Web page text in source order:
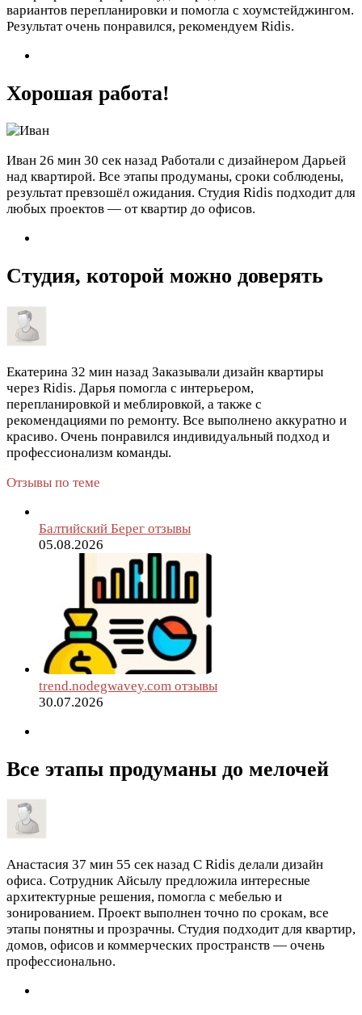
вариантов перепланировки и помогла с хоумстейджингом.
Результат очень понравился, рекомендуем Ridis.
Хорошая работа!
Иван 26 мин 30 сек назад Работали с дизайнером Дарьей
над квартирой. Все этапы продуманы, сроки соблюдены,
результат превзошёл ожидания. Студия Ridis подходит для
любых проектов — от квартир до офисов.
Студия, которой можно доверять
Екатерина 32 мин назад Заказывали дизайн квартиры
через Ridis. Дарья помогла с интерьером,
перепланировкой и меблировкой, а также с
рекомендациями по ремонту. Все выполнено аккуратно и
красиво. Очень понравился индивидуальный подход и
профессионализм команды.
Отзывы по теме
Балтийский Берег отзывы
05.08.2026
trend.nodegwavey.com отзывы
30.07.2026
Все этапы продуманы до мелочей
Анастасия 37 мин 55 сек назад С Ridis делали дизайн
офиса. Сотрудник Айсылу предложила интересные
архитектурные решения, помогла с мебелью и
зонированием. Проект выполнен точно по срокам, все
этапы понятны и прозрачны. Студия подходит для квартир,
домов, офисов и коммерческих пространств — очень
профессионально.